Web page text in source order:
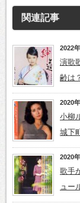
関連記事
2022
演歌
齢は
2020
小柳
城下
2020
歌手
ュー